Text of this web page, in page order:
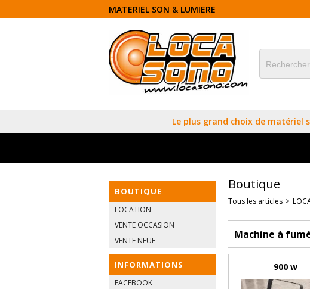
MATERIEL SON & LUMIERE
Le plus grand choix de
BOUTIQUE
LOCATION
VENTE OCCASION
VENTE NEUF
INFORMATIONS
FACEBOOK
Boutique
Tous les articles >
Machine à
900 w